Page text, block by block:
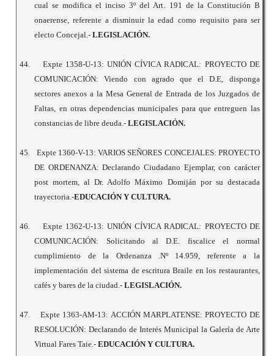
cual se modifica el inciso 3º del Art. 191 de la Constitución B
onaerense, referente a disminuir la edad como requisito para ser
electo Concejal.-LEGISLACIÓN.
44.
Expte 1358-U-13: UNIÓN CÍVICA RADICAL: PROYECTO DE
COMUNICACIÓN: Viendo con agrado que el D.E, disponga
sectores anexos a la Mesa General de Entrada de los Juzgados de
Faltas, en otras dependencias municipales para que entreguen las
constancias de libre deuda.-LEGISLACIÓN.
45.
Expte 1360-V-13: VARIOS SEÑORES CONCEJALES: PROYECTO
DE ORDENANZA: Declarando Ciudadano Ejemplar, con carácter
post mortem, al Dr. Adolfo Máximo Domiján por su destacada
trayectoria.-EDUCACIÓN Y CULTURA.
46.
Expte 1362-U-13: UNIÓN CÍVICA RADICAL: PROYECTO DE
COMUNICACIÓN: Solicitando al D.E. fiscalice el normal
cumplimiento de la Ordenanza .Nº 14.959, referente a la
implementación del sistema de escritura Braile en los restaurantes,
cafés y bares de la ciudad.-LEGISLACIÓN.
47.
Expte 1363-AM-13: ACCIÓN MARPLATENSE: PROYECTO DE
RESOLUCIÓN: Declarando de Interés Municipal la Galería de Arte
Virtual Fares Taie.-EDUCACIÓN Y CULTURA.